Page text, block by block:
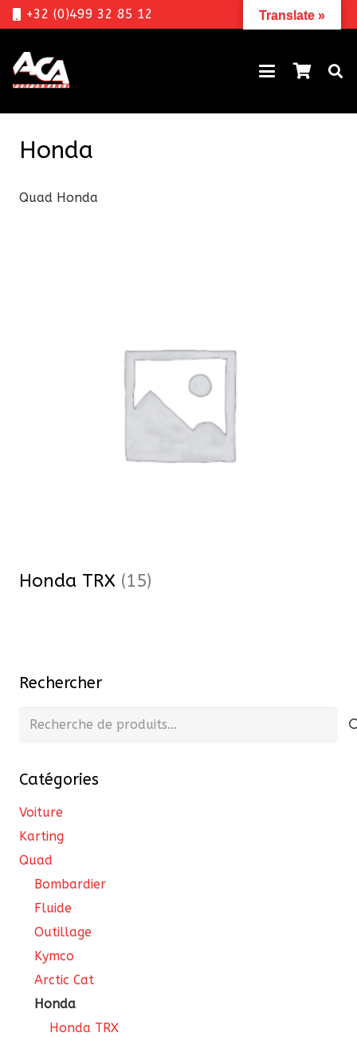
+32 (0)499 32 85 12
Honda
Quad Honda
Honda TRX (15)
Rechercher
Recherche
Catégories
Voiture
Karting
Quad
Bombardier
Fluide
Outillage
Kymco
Arctic Cat
Honda
Honda TRX
Translate »